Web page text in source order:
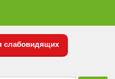
слабовидящих